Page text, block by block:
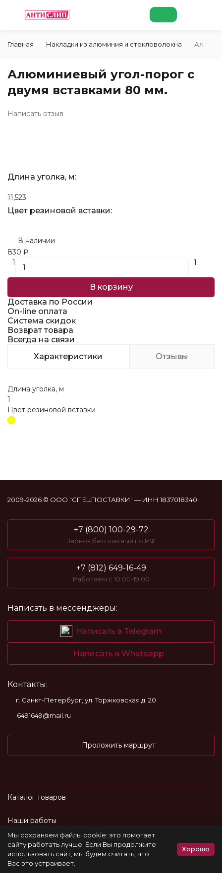
Главная Накладки из алюминия и стекловолокна
Алюминиевый угол-порог с
двумя вставками 80 мм.
Написать отзыв
Длина уголка, м:
11,523
Цвет резиновой вставки:
В наличии
830 ₽
1
1
В корзину
Доставка по России
On-line оплата
Система скидок
Возврат товара
Всегда на связи
Характеристики
Отзывы
Длина уголка, м
1
Цвет резиновой вставки
2009-2026 © ООО "СПЕЦПОСТАВКИ" — ИНН 1837018340
+7 (800) 100-29-72
Звонок бесплатный по РФ
+7 (812) 649-16-49
Работаем с 10:00-19:00
Написать в мессенджеры:
Написать в Telegram
Написать в Whatsapp
Контакты:
г. Санкт-Петербург, ул. Торжковская д. 20
6491649@mail.ru
Проложить маршрут
Каталог товаров
Наши работы
Информация
Политика персональных данных
Мы сохраняем файлы cookie: это помогает
сайту работать лучше. Если Вы продолжите
использовать сайт, мы будем считать, что
Вас это устраивает.
Хорошо